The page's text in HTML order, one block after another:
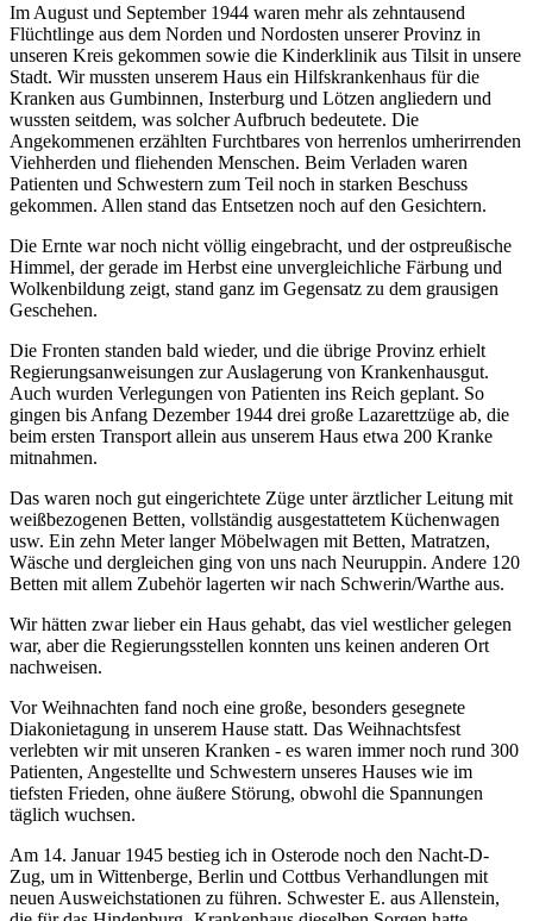
Im August und September 1944 waren mehr als zehntausend
Flüchtlinge aus dem Norden und Nordosten unserer Provinz in
unseren Kreis gekommen sowie die Kinderklinik aus Tilsit in unsere
Stadt. Wir mussten unserem Haus ein Hilfskrankenhaus für die
Kranken aus Gumbinnen, Insterburg und Lötzen angliedern und
wussten seitdem, was solcher Aufbruch bedeutete. Die
Angekommenen erzählten Furchtbares von herrenlos umherirrenden
Viehherden und fliehenden Menschen. Beim Verladen waren
Patienten und Schwestern zum Teil noch in starken Beschuss
gekommen. Allen stand das Entsetzen noch auf den Gesichtern.
Die Ernte war noch nicht völlig eingebracht, und der ostpreußische
Himmel, der gerade im Herbst eine unvergleichliche Färbung und
Wolkenbildung zeigt, stand ganz im Gegensatz zu dem grausigen
Geschehen.
Die Fronten standen bald wieder, und die übrige Provinz erhielt
Regierungsanweisungen zur Auslagerung von Krankenhausgut.
Auch wurden Verlegungen von Patienten ins Reich geplant. So
gingen bis Anfang Dezember 1944 drei große Lazarettzüge ab, die
beim ersten Transport allein aus unserem Haus etwa 200 Kranke
mitnahmen.
Das waren noch gut eingerichtete Züge unter ärztlicher Leitung mit
weißbezogenen Betten, vollständig ausgestattetem Küchenwagen
usw. Ein zehn Meter langer Möbelwagen mit Betten, Matratzen,
Wäsche und dergleichen ging von uns nach Neuruppin. Andere 120
Betten mit allem Zubehör lagerten wir nach Schwerin/Warthe aus.
Wir hätten zwar lieber ein Haus gehabt, das viel westlicher gelegen
war, aber die Regierungsstellen konnten uns keinen anderen Ort
nachweisen.
Vor Weihnachten fand noch eine große, besonders gesegnete
Diakonietagung in unserem Hause statt. Das Weihnachtsfest
verlebten wir mit unseren Kranken - es waren immer noch rund 300
Patienten, Angestellte und Schwestern unseres Hauses wie im
tiefsten Frieden, ohne äußere Störung, obwohl die Spannungen
täglich wuchsen.
Am 14. Januar 1945 bestieg ich in Osterode noch den Nacht-D-
Zug, um in Wittenberge, Berlin und Cottbus Verhandlungen mit
neuen Ausweichstationen zu führen. Schwester E. aus Allenstein,